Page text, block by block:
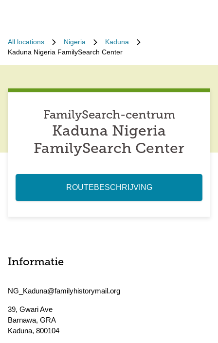
All locations Nigeria
Kaduna
Kaduna Nigeria FamilySearch Center
FamilySearch-centrum
Kaduna Nigeria
FamilySearch Center
ROUTEBESCHRIJVING
Informatie
NG_Kaduna@familyhistorymail.org
39, Gwari Ave
Barnawa, GRA
Kaduna, 800104